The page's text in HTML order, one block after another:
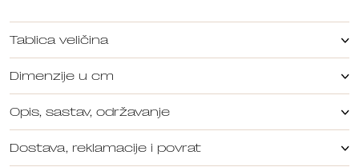
Tablica veličina
Dimenzije u cm
Opis, sastav, održavanje
Dostava, reklamacije i povrat